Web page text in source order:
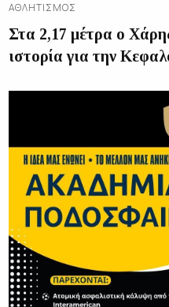
ΑΘΛΗΤΙΣΜΌΣ
Στα 2,17 μέτρα ο
ιστορία για την